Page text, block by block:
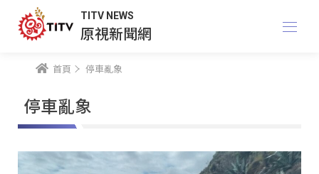
TITV NEWS
原視新聞網
首頁 停車亂象
停車亂象